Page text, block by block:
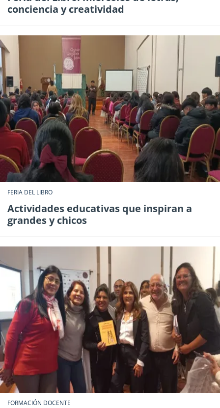
conciencia y creatividad
FERIA DEL LIBRO
Actividades educativas que inspiran a
grandes y chicos
FORMACIÓN DOCENTE